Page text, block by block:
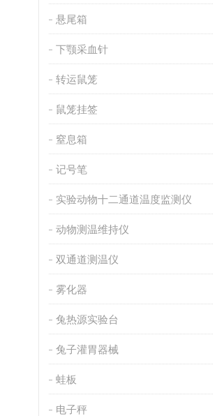
悬尾箱
下颚采血针
转运鼠笼
鼠笼挂签
窒息箱
记号笔
实验动物十二通道温度监测仪
动物测温维持仪
双通道测温仪
雾化器
兔热源实验台
兔子灌胃器械
蛙板
电子秤